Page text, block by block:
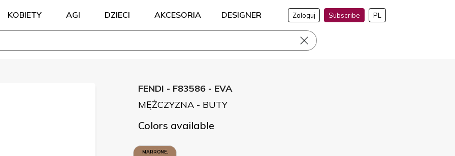
KOBIETY AGI DZIECI AKCESORIA DESIGNER Zaloguj Subscribe PL
FENDI - F83586 - EVA
MĘŻCZYZNA - BUTY
Colors available
MARRONE,